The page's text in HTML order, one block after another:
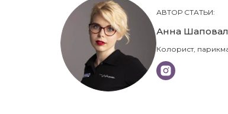
АВТОР СТАТЬИ:
Анна
Колорист,